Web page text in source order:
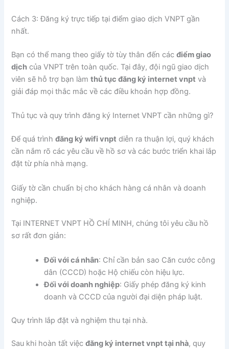
Cách 3: Đăng ký trực tiếp tại điểm giao dịch VNPT gần
nhất.
Bạn có thể mang theo giấy tờ tùy thân đến cácđiểm giao
dịch của VNPT trên toàn quốc. Tại đây, đội ngũ giao dịch
viên sẽ hỗ trợ bạn làmthủ tục đăng ký internet vnpt và
giải đáp mọi thắc mắc về các điều khoản hợp đồng.
Thủ tục và quy trình đăng ký Internet VNPT cần những gì?
Để quá trìnhđăng ký wifi vnpt diễn ra thuận lợi, quý khách
cần nắm rõ các yêu cầu về hồ sơ và các bước triển khai lắp
đặt từ phía nhà mạng.
Giấy tờ cần chuẩn bị cho khách hàng cá nhân và doanh
nghiệp.
Tại INTERNET VNPT HỒ CHÍ MINH, chúng tôi yêu cầu hồ
sơ rất đơn giản:
Đối với cá nhân: Chỉ cần bản sao Căn cước công
dân (CCCD) hoặc Hộ chiếu còn hiệu lực.
Đối với doanh nghiệp: Giấy phép đăng ký kinh
doanh và CCCD của người đại diện pháp luật.
Quy trình lắp đặt và nghiệm thu tại nhà.
Sau khi hoàn tất việcđăng ký internet vnpt tại nhà, quy